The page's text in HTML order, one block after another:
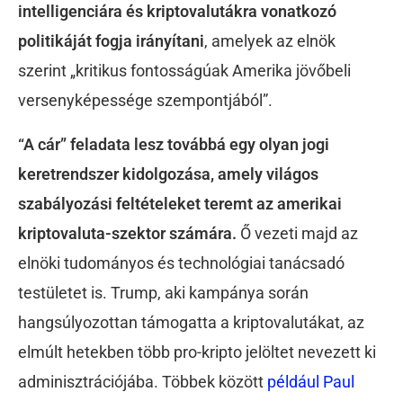
intelligenciára és kriptovalutákra vonatkozó
politikáját fogja irányítani, amelyek az elnök
szerint „kritikus fontosságúak Amerika jövőbeli
versenyképessége szempontjából”.
“A cár” feladata lesz továbbá egy olyan jogi
keretrendszer kidolgozása, amely világos
szabályozási feltételeket teremt az amerikai
kriptovaluta-szektor számára. Ő vezeti majd az
elnöki tudományos és technológiai tanácsadó
testületet is. Trump, aki kampánya során
hangsúlyozottan támogatta a kriptovalutákat, az
elmúlt hetekben több pro-kripto jelöltet nevezett ki
adminisztrációjába. Többek között például Paul